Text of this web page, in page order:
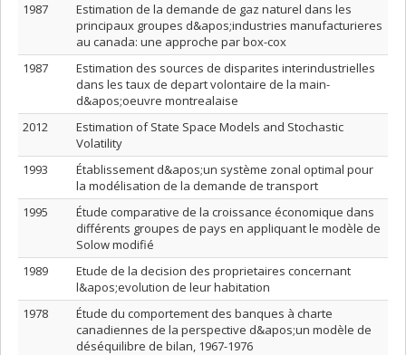
1987
Estimation de la demande de gaz naturel dans les
principaux groupes d&apos;industries manufacturieres
au canada: une approche par box-cox
1987
Estimation des sources de disparites interindustrielles
dans les taux de depart volontaire de la main-
d&apos;oeuvre montrealaise
2012
Estimation of State Space Models and Stochastic
Volatility
1993
Établissement d&apos;un système zonal optimal pour
la modélisation de la demande de transport
1995
Étude comparative de la croissance économique dans
différents groupes de pays en appliquant le modèle de
Solow modifié
1989
Etude de la decision des proprietaires concernant
l&apos;evolution de leur habitation
1978
Étude du comportement des banques à charte
canadiennes de la perspective d&apos;un modèle de
déséquilibre de bilan, 1967-1976